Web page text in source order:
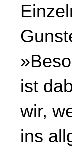
ist
wir,
ins